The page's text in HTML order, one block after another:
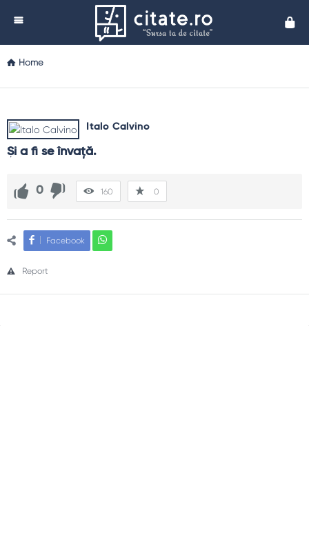
Home
Italo Calvino
Şi a fi se învaţă.
0 160 0
Facebook
Report